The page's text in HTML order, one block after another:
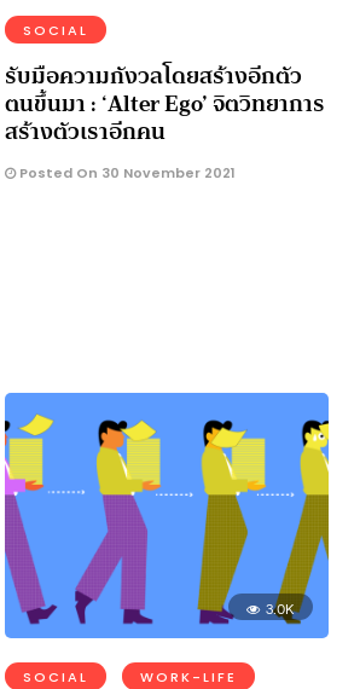
SOCIAL
รับมือความกังวลโดยสร้างอีกตัว
ตนขึ้นมา : ‘Alter Ego’ จิตวิทยาการ
สร้างตัวเราอีกคน
Posted On 30 November 2021
3.0K
SOCIAL WORK-LIFE